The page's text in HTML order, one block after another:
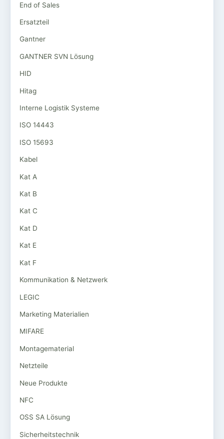
End of Sales
Ersatzteil
Gantner
GANTNER SVN Lösung
HID
Hitag
Interne Logistik Systeme
ISO 14443
ISO 15693
Kabel
Kat A
Kat B
Kat C
Kat D
Kat E
Kat F
Kommunikation & Netzwerk
LEGIC
Marketing Materialien
MIFARE
Montagematerial
Netzteile
Neue Produkte
NFC
OSS SA Lösung
Sicherheitstechnik